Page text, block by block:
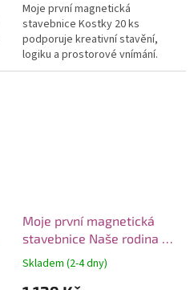
Moje první magnetická
stavebnice Kostky 20 ks
podporuje kreativní stavění,
logiku a prostorové vnímání.
Moje první magnetická
stavebnice Naše rodina 32
ks
Skladem (2-4 dny)